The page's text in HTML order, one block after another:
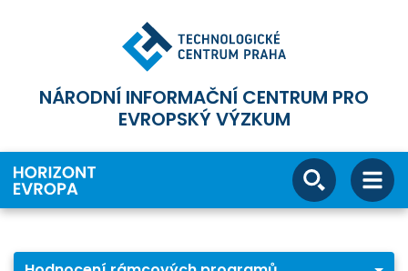
NÁRODNÍ INFORMAČNÍ CENTRUM PRO
EVROPSKÝ VÝZKUM